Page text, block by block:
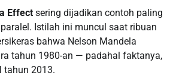
Effect sering dijadikan contoh paling
Istilah ini muncul saat ribuan
bahwa Nelson Mandela
tahun 1980-an — padahal faktanya,
tahun 2013.